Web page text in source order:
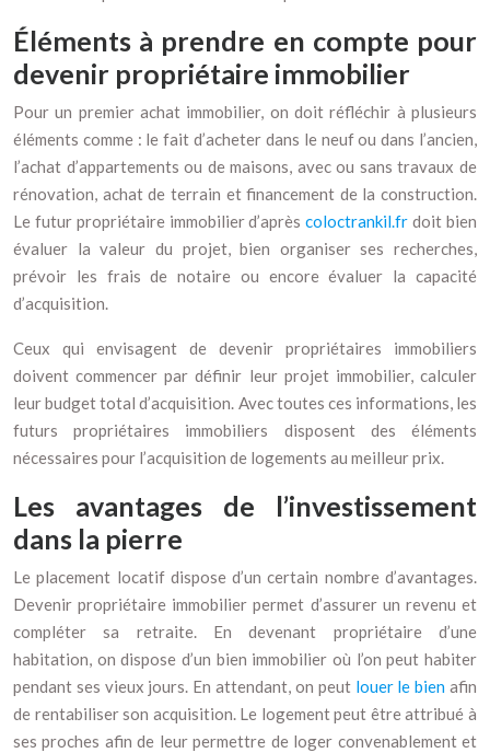
Éléments à prendre en compte pour
devenir propriétaire immobilier
Pour un premier achat immobilier, on doit réfléchir à plusieurs
éléments comme : le fait d’acheter dans le neuf ou dans l’ancien,
l’achat d’appartements ou de maisons, avec ou sans travaux de
rénovation, achat de terrain et financement de la construction.
Le futur propriétaire immobilier d’aprèscoloctrankil.fr doit bien
évaluer la valeur du projet, bien organiser ses recherches,
prévoir les frais de notaire ou encore évaluer la capacité
d’acquisition.
Ceux qui envisagent de devenir propriétaires immobiliers
doivent commencer par définir leur projet immobilier, calculer
leur budget total d’acquisition. Avec toutes ces informations, les
futurs propriétaires immobiliers disposent des éléments
nécessaires pour l’acquisition de logements au meilleur prix.
Les avantages de l’investissement
dans la pierre
Le placement locatif dispose d’un certain nombre d’avantages.
Devenir propriétaire immobilier permet d’assurer un revenu et
compléter sa retraite. En devenant propriétaire d’une
habitation, on dispose d’un bien immobilier où l’on peut habiter
pendant ses vieux jours. En attendant, on peut louer le bien afin
de rentabiliser son acquisition. Le logement peut être attribué à
ses proches afin de leur permettre de loger convenablement et